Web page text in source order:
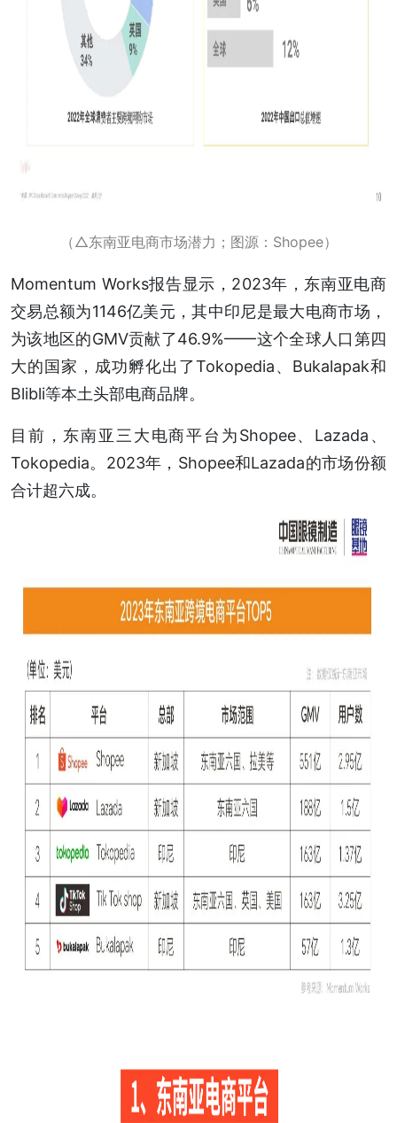
（△东南亚电商市场潜力；图源：Shopee）
Momentum Works报告显示，2023年，东南亚电商
交易总额为1146亿美元，其中印尼是最⼤电商市场，
为该地区的GMV贡献了46.9%——这个全球人口第四
大的国家，成功孵化出了Tokopedia、Bukalapak和
Blibli等本土头部电商品牌。
目前，东南亚三大电商平台为Shopee、Lazada、
Tokopedia。2023年，Shopee和Lazada的市场份额
合计超六成。